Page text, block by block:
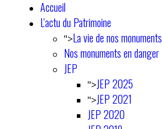
Accueil
L'actu du Patrimoine
">La vie de nos monuments
Nos monuments en danger
JEP
">JEP 2025
">JEP 2021
JEP 2020